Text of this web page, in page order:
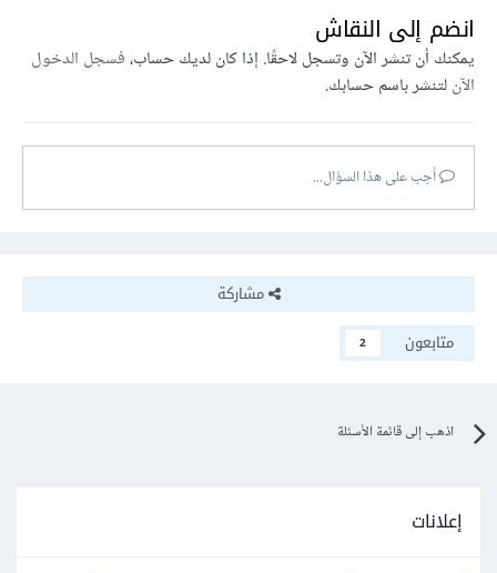
انضم إلى النقاش
يمكنك أن تنشر الآن وتسجل لاحقًا. إذا كان لديك حساب،فسجل الدخول
الآنلتنشر باسم حسابك.
أجب على هذا السؤال...
مشاركة
متابعون
2
اذهب إلى قائمة الأسئلة
إعلانات